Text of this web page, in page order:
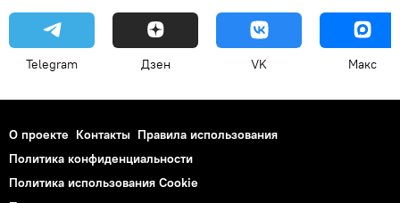
Telegram Дзен VK Макс
О проекте Контакты Правила использования
Политика конфиденциальности
Политика использования Cookie